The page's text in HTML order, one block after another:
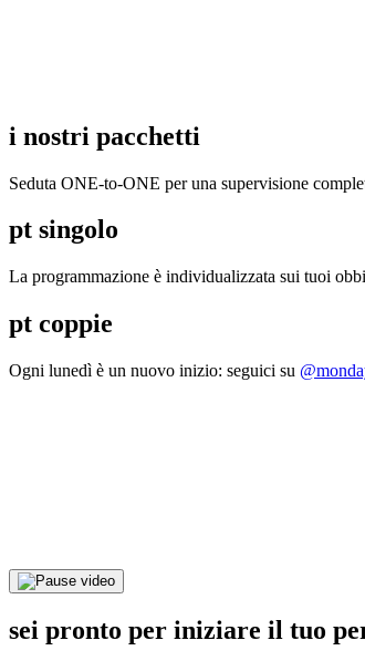
i nostri pacchetti
Seduta ONE-to-ONE per una supervisione
pt singolo
La programmazione è individualizzata sui tuoi
pt coppie
Ogni lunedì è un nuovo inizio: seguici su
sei pronto per iniziare il tuo